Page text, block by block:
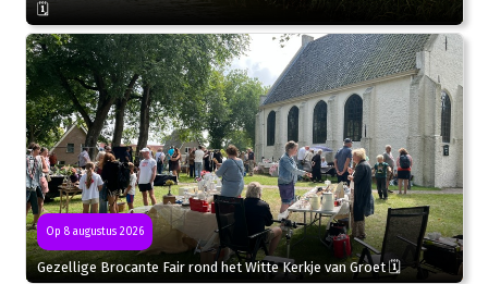
🗓
Op 8 augustus 2026
Gezellige Brocante Fair rond het Witte Kerkje van Groet 🗓